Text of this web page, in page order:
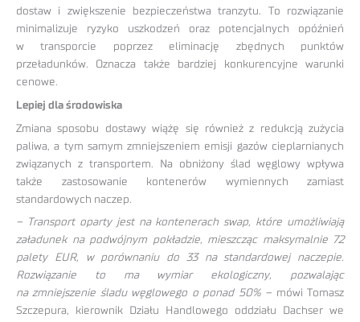
dostaw i zwiększenie bezpieczeństwa tranzytu. To rozwiązanie
minimalizuje ryzyko uszkodzeń oraz potencjalnych opóźnień
w transporcie poprzez eliminację zbędnych punktów
przeładunków. Oznacza także bardziej konkurencyjne warunki
cenowe.
Lepiej dla środowiska
Zmiana sposobu dostawy wiążę się również z redukcją zużycia
paliwa, a tym samym zmniejszeniem emisji gazów cieplarnianych
związanych z transportem. Na obniżony ślad węglowy wpływa
także zastosowanie kontenerów wymiennych zamiast
standardowych naczep.
– Transport oparty jest na kontenerach swap, które umożliwiają
załadunek na podwójnym pokładzie, mieszcząc maksymalnie 72
palety EUR, w porównaniu do 33 na standardowej naczepie.
Rozwiązanie to ma wymiar ekologiczny, pozwalając
na zmniejszenie śladu węglowego o ponad 50% – mówi Tomasz
Szczepura, kierownik Działu Handlowego oddziału Dachser we